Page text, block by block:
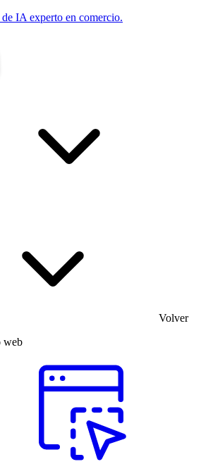
de IA experto en comercio.
Volver
web